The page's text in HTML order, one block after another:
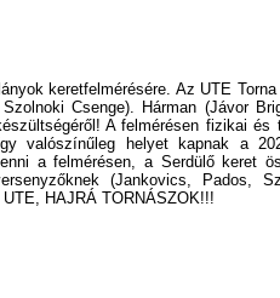
keretfelmérésére. Az UTE
Csenge). Hárman (Jávor
A felmérésen fizikai és
valószínűleg helyet kapnak a
a felmérésen, a Serdülő keret
(Jankovics, Pados,
HAJRÁ TORNÁSZOK!!!